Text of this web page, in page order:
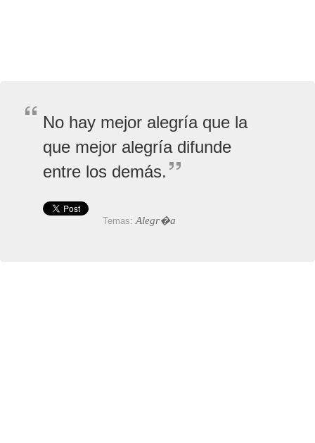
No hay mejor alegría que la
que mejor alegría difunde
entre los demás.
Temas: Alegr�a